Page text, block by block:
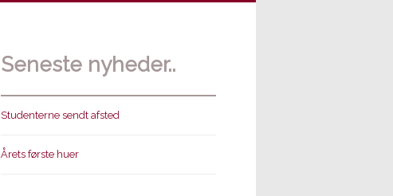
Seneste nyheder..
Studenterne sendt afsted
Årets første huer